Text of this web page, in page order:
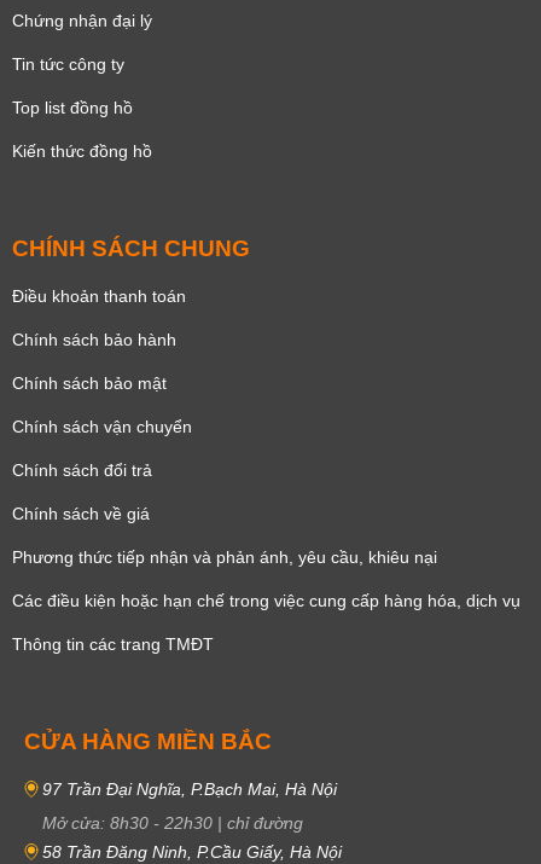
Chứng nhận đại lý
Tin tức công ty
Top list đồng hồ
Kiến thức đồng hồ
CHÍNH SÁCH CHUNG
Điều khoản thanh toán
Chính sách bảo hành
Chính sách bảo mật
Chính sách vận chuyển
Chính sách đổi trả
Chính sách về giá
Phương thức tiếp nhận và phản ánh, yêu cầu, khiêu nại
Các điều kiện hoặc hạn chế trong việc cung cấp hàng hóa, dịch vụ
Thông tin các trang TMĐT
CỬA HÀNG MIỀN BẮC
97 Trần Đại Nghĩa, P.Bạch Mai, Hà Nội
Mở cửa: 8h30 - 22h30 | chỉ đường
58 Trần Đăng Ninh, P.Cầu Giấy, Hà Nội